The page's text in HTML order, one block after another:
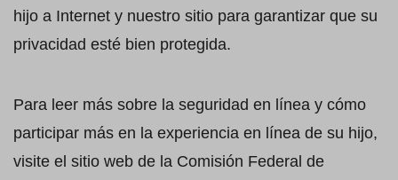
hijo a Internet y nuestro sitio para garantizar que su
privacidad esté bien protegida.
Para leer más sobre la seguridad en línea y cómo
participar más en la experiencia en línea de su hijo,
visite el sitio web de la Comisión Federal de